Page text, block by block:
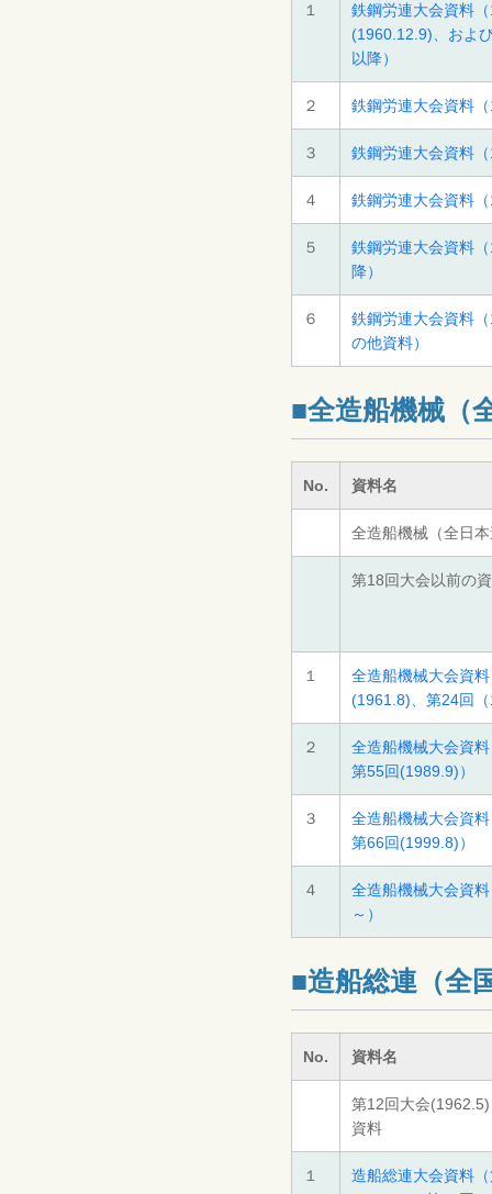
１
鉄鋼労連大会資料
(1960.12.9)、およ
以降）
２ 鉄鋼労連大会資料
３ 鉄鋼労連大会資料
４ 鉄鋼労連大会資料
５
鉄鋼労連大会資料
降）
６
鉄鋼労連大会資料
の他資料）
■全造船機械（
No. 資料名
全造船機械（全日
第18回大会以前の
１
全造船機械大会資
(1961.8)、第24回
２
全造船機械大会資
第55回(1989.9)）
３
全造船機械大会資
第66回(1999.8)）
４
全造船機械大会資
～）
■造船総連（全
No. 資料名
第12回大会
資料
１
造船総連大会資料